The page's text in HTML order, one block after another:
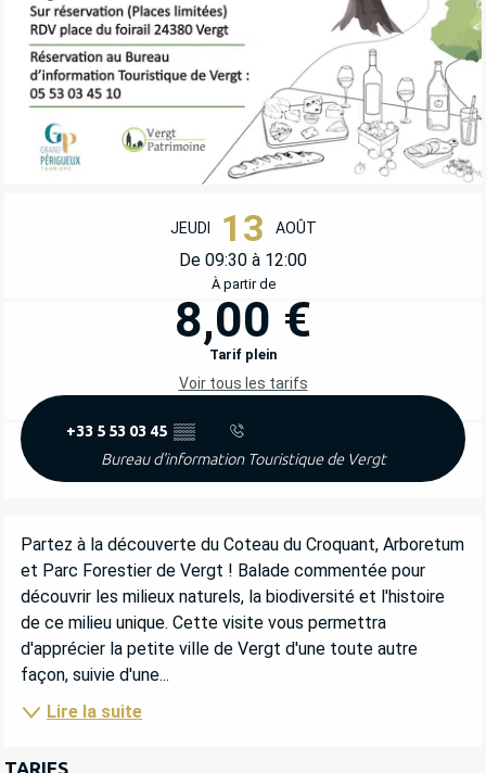
OUVERTURE ET COORDONNÉES
JEUDI 13 AOÛT
De 09:30 à 12:00
À partir de
8,00 €
Tarif plein
Voir tous les tarifs
+33 5 53 03 45 ▒▒
Bureau d'information Touristique de Vergt
DESCRIPTION
Partez à la découverte du Coteau du Croquant, Arboretum
et Parc Forestier de Vergt ! Balade commentée pour
découvrir les milieux naturels, la biodiversité et l'histoire
de ce milieu unique. Cette visite vous permettra
d'apprécier la petite ville de Vergt d'une toute autre
façon, suivie d'une...
Lire la suite
TARIFS